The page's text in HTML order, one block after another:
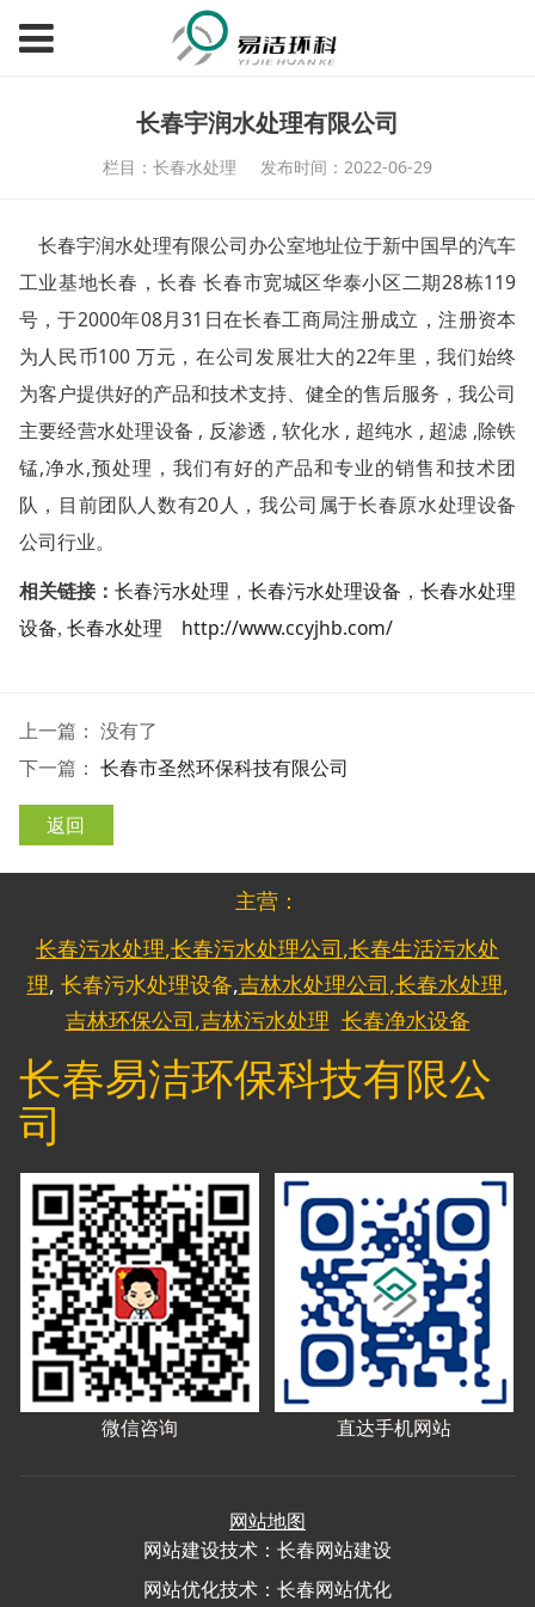
长春宇润水处理有限公司
栏目：长春水处理 发布时间：2022-06-29
长春宇润水处理有限公司办公室地址位于新中国早的汽车
工业基地长春，长春 长春市宽城区华泰小区二期28栋119
号，于2000年08月31 日在长春工商局注册成立，注册资本
为人民币100万元，在公司发展壮大的22年里，我们始终
为客户提供好的产品和技术支持、健全的售后服务，我公司
主要经营水处理设备 , 反渗透 ,软化水 , 超纯水 , 超滤 ,除铁
锰,净水,预处理，我们有好的产品和专业的销售和技术团
队，目前团队人数有20人，我公司属于长春原水处理设备
公司行业。
相关链接： 长春污水处理 ，长春污水处理设备 ，长春水处理
设备, 长春水处理 http://www.ccyjhb.com/
上一篇： 没有了
下一篇： 长春市圣然环保科技有限公司
返回
主营：
长春污水处理,长春污水处理公司,长春生活污水处
理, 长春污水处理设备,吉林水处理公司,长春水处理,
吉林环保公司,吉林污水处理 长春净水设备
长春易洁环保科技有限公
司
微信咨询 直达手机网站
网站地图
网站建设技术： 长春网站建设
网站优化技术： 长春网站优化